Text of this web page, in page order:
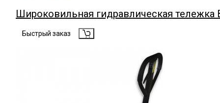
Широковильная гидравлическая тележка
Быстрый заказ